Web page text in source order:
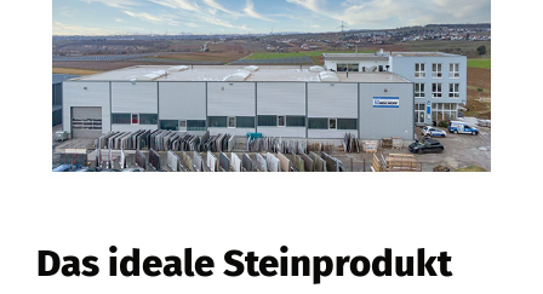
Das ideale Steinprodukt